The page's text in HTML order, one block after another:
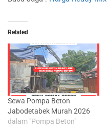
Related
Sewa Pompa Beton
Jabodetabek Murah 2026
dalam "Pompa Beton"